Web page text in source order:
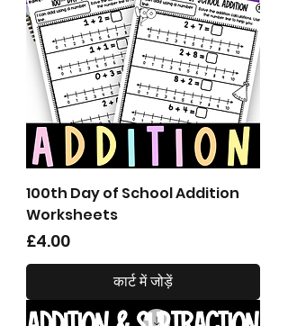
100th Day of School Addition
Worksheets
मूल्य
£4.00
कार्ट में जोड़ें